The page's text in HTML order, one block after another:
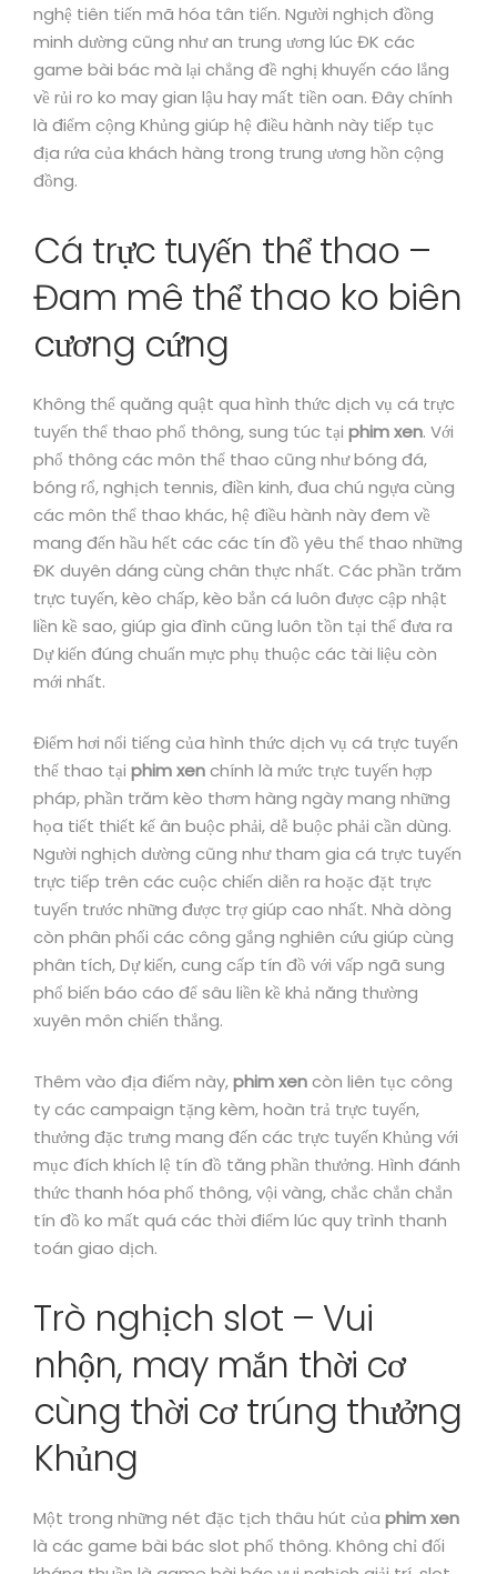
nghệ tiên tiến mã hóa tân tiến. Người nghịch đồng
minh dường cũng như an trung ương lúc ĐK các
game bài bác mà lại chẳng đề nghị khuyến cáo lắng
về rủi ro ko may gian lậu hay mất tiền oan. Đây chính
là điểm cộng Khủng giúp hệ điều hành này tiếp tục
địa rứa của khách hàng trong trung ương hồn cộng
đồng.
Cá trực tuyến thể thao –
Đam mê thể thao ko biên
cương cứng
Không thể quăng quật qua hình thức dịch vụ cá trực
tuyến thể thao phổ thông, sung túc tại phim xen. Với
phổ thông các môn thể thao cũng như bóng đá,
bóng rổ, nghịch tennis, điền kinh, đua chú ngựa cùng
các môn thể thao khác, hệ điều hành này đem về
mang đến hầu hết các các tín đồ yêu thể thao những
ĐK duyên dáng cùng chân thực nhất. Các phần trăm
trực tuyến, kèo chấp, kèo bắn cá luôn được cập nhật
liền kề sao, giúp gia đình cũng luôn tồn tại thể đưa ra
Dự kiến đúng chuẩn mực phụ thuộc các tài liệu còn
mới nhất.
Điểm hơi nổi tiếng của hình thức dịch vụ cá trực tuyến
thể thao tại phim xenchính là mức trực tuyến hợp
pháp, phần trăm kèo thơm hàng ngày mang những
họa tiết thiết kế ân buộc phải, dễ buộc phải cần dùng.
Người nghịch dường cũng như tham gia cá trực tuyến
trực tiếp trên các cuộc chiến diễn ra hoặc đặt trực
tuyến trước những được trợ giúp cao nhất. Nhà dòng
còn phân phối các công gắng nghiên cứu giúp cùng
phân tích, Dự kiến, cung cấp tín đồ với vấp ngã sung
phổ biến báo cáo để sâu liền kề khả năng thường
xuyên môn chiến thắng.
Thêm vào địa điểm này,phim xencòn liên tục công
ty các campaign tặng kèm, hoàn trả trực tuyến,
thưởng đặc trưng mang đến các trực tuyến Khủng với
mục đích khích lệ tín đồ tăng phần thưởng. Hình đánh
thức thanh hóa phổ thông, vội vàng, chắc chắn chắn
tín đồ ko mất quá các thời điểm lúc quy trình thanh
toán giao dịch.
Trò nghịch slot – Vui
nhộn, may mắn thời cơ
cùng thời cơ trúng thưởng
Khủng
Một trong những nét đặc tịch thâu hút của phim xen
là các game bài bác slot phổ thông. Không chỉ đối